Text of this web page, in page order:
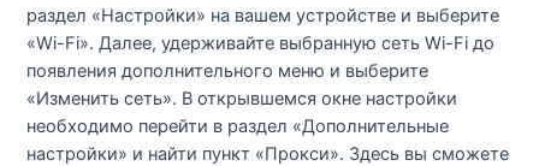
раздел «Настройки» на вашем устройстве и выберите
«Wi-Fi». Далее, удерживайте выбранную сеть Wi-Fi до
появления дополнительного меню и выберите
«Изменить сеть». В открывшемся окне настройки
необходимо перейти в раздел «Дополнительные
настройки» и найти пункт «Прокси». Здесь вы сможете